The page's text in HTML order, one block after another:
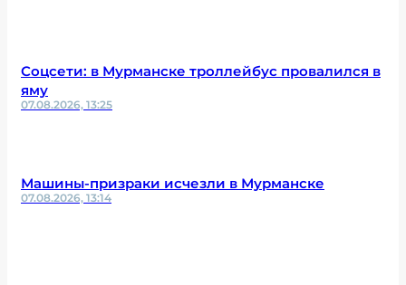
Соцсети: в Мурманске троллейбус провалился в
яму
07.08.2026, 13:25
Машины-призраки исчезли в Мурманске
07.08.2026, 13:14